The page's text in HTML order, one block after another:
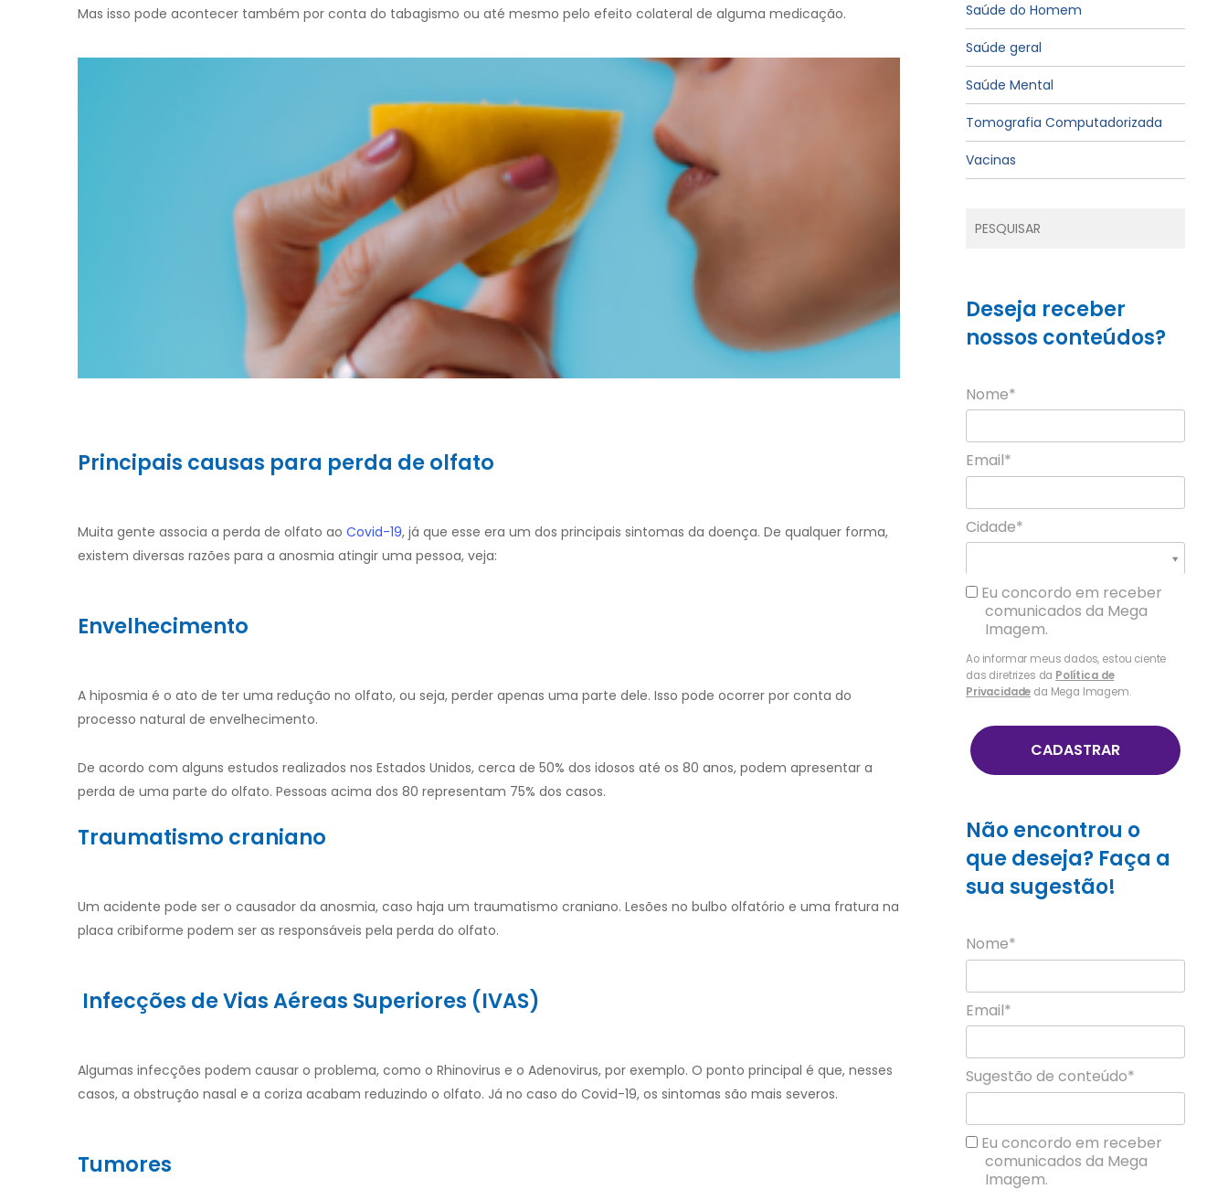
Mas isso pode acontecer também por conta do tabagismo ou até mesmo pelo efeito colateral de alguma medicação.
Principais causas para perda de olfato
Muita gente associa a perda de olfato ao Covid-19, já que esse era um dos principais sintomas da doença. De qualquer forma,
existem diversas razões para a anosmia atingir uma pessoa, veja:
Envelhecimento
A hiposmia é o ato de ter uma redução no olfato, ou seja, perder apenas uma parte dele. Isso pode ocorrer por conta do
processo natural de envelhecimento.
De acordo com alguns estudos realizados nos Estados Unidos, cerca de 50% dos idosos até os 80 anos, podem apresentar a
perda de uma parte do olfato. Pessoas acima dos 80 representam 75% dos casos.
Traumatismo craniano
Um acidente pode ser o causador da anosmia, caso haja um traumatismo craniano. Lesões no bulbo olfatório e uma fratura na
placa cribiforme podem ser as responsáveis pela perda do olfato.
Infecções de Vias Aéreas Superiores (IVAS)
Algumas infecções podem causar o problema, como o Rhinovirus e o Adenovirus, por exemplo. O ponto principal é que, nesses
casos, a obstrução nasal e a coriza acabam reduzindo o olfato. Já no caso do Covid-19, os sintomas são mais severos.
Tumores
Saúde do Homem
Saúde geral
Saúde Mental
Tomografia Computadorizada
Vacinas
Deseja receber
nossos conteúdos?
Nome*
Email*
Cidade*
Eu concordo em receber
comunicados da Mega
Imagem.
Ao informar meus dados, estou ciente
das diretrizes da Política de
Privacidade da Mega Imagem.
CADASTRAR
Não encontrou o
que deseja? Faça a
sua sugestão!
Nome*
Email*
Sugestão de conteúdo*
Eu concordo em receber
comunicados da Mega
Imagem.